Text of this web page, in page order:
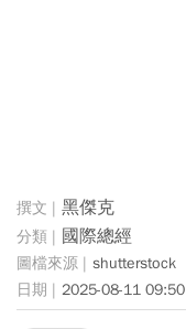
黑傑克
國際總經
shutterstock
2025-08-11 09:50